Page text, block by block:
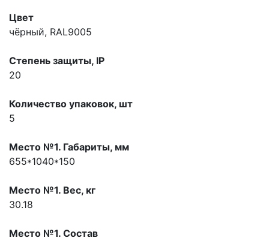
Цвет
чёрный, RAL9005
Степень защиты, IP
20
Количество упаковок, шт
5
Место №1. Габариты, мм
655*1040*150
Место №1. Вес, кг
30.18
Место №1. Состав